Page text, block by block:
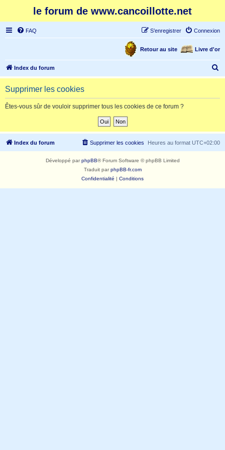
le forum de www.cancoillotte.net
FAQ Connexion
S’enregistrer
Livre d'or
Retour au site
Index du forum
e
h
Supprimer les cookies
Êtes-vous sûr de vouloir supprimer tous les cookies de ce forum ?
Index du forum Heures au format UTC+02:00
Supprimer les cookies
Développé parphpBB® Forum Software © phpBB Limited
Traduit parphpBB-fr.com
Confidentialité | Conditions